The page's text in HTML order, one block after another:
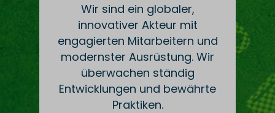
Wir sind ein globaler,
innovativer Akteur mit
engagierten Mitarbeitern und
modernster Ausrüstung. Wir
überwachen ständig
Entwicklungen und bewährte
Praktiken.